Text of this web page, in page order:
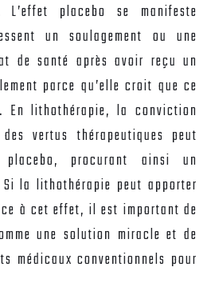
placebo se manifeste
un soulagement ou une
de santé après avoir reçu un
parce qu’elle croit que ce
En lithothérapie, la conviction
vertus thérapeutiques peut
procurant ainsi un
la lithothérapie peut apporter
à cet effet, il est important de
une solution miracle et de
médicaux conventionnels pour